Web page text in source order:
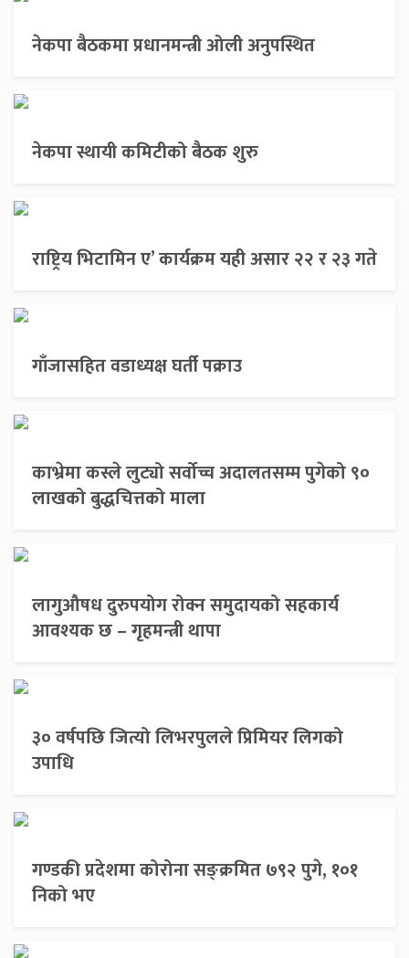
नेकपा बैठकमा प्रधानमन्त्री ओली अनुपस्थित
नेकपा स्थायी कमिटीको बैठक शुरु
राष्ट्रिय भिटामिन ए’ कार्यक्रम यही असार २२ र २३ गते
गाँजासहित वडाध्यक्ष घर्ती पक्राउ
काभ्रेमा कस्ले लुट्यो सर्वोच्च अदालतसम्म पुगेको ९०
लाखको बुद्धचित्तको माला
लागुऔषध दुरुपयोग रोक्न समुदायको सहकार्य
आवश्यक छ – गृहमन्त्री थापा
३० वर्षपछि जित्यो लिभरपुलले प्रिमियर लिगको
उपाधि
गण्डकी प्रदेशमा कोरोना सङ्क्रमित ७९२ पुगे, १०१
निको भए